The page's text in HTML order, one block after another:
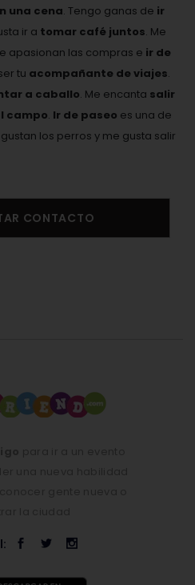
una cena. Tengo ganas de ir
ir a tomar café juntos. Me
apasionan las compras e ir de
tu acompañante de viajes.
a caballo. Me encanta salir
campo. Ir de paseo es una de
los perros y me gusta salir
CONTACTO